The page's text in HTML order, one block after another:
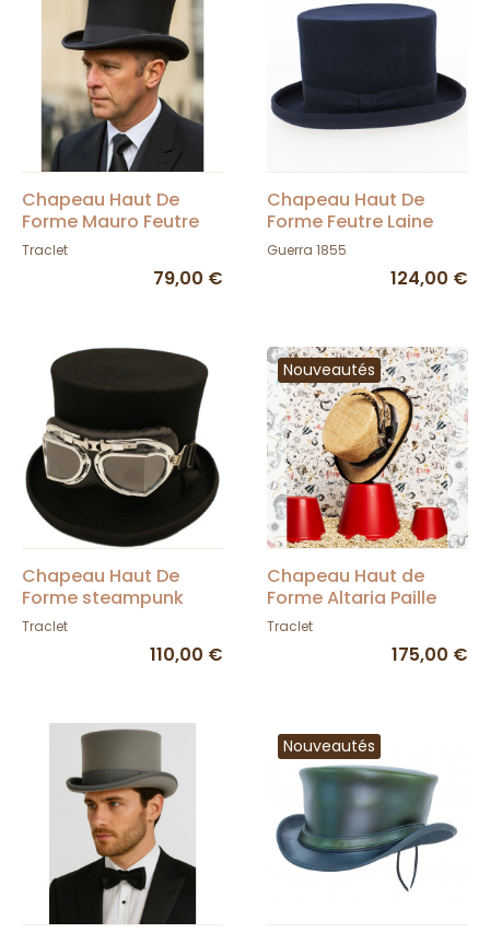
Chapeau Haut De
Forme Mauro Feutre
Noir - Traclet
Traclet
79,00 €
Chapeau Haut De
Forme Feutre Laine
Bleu- Guerra
Guerra 1855
124,00 €
Chapeau Haut De
Forme steampunk
Feutre Avec Lunettes
Traclet
110,00 €
Nouveautés
Chapeau Haut de
Forme Altaria Paille
Naturel - Alfonso
Traclet
175,00 €
Nouveautés